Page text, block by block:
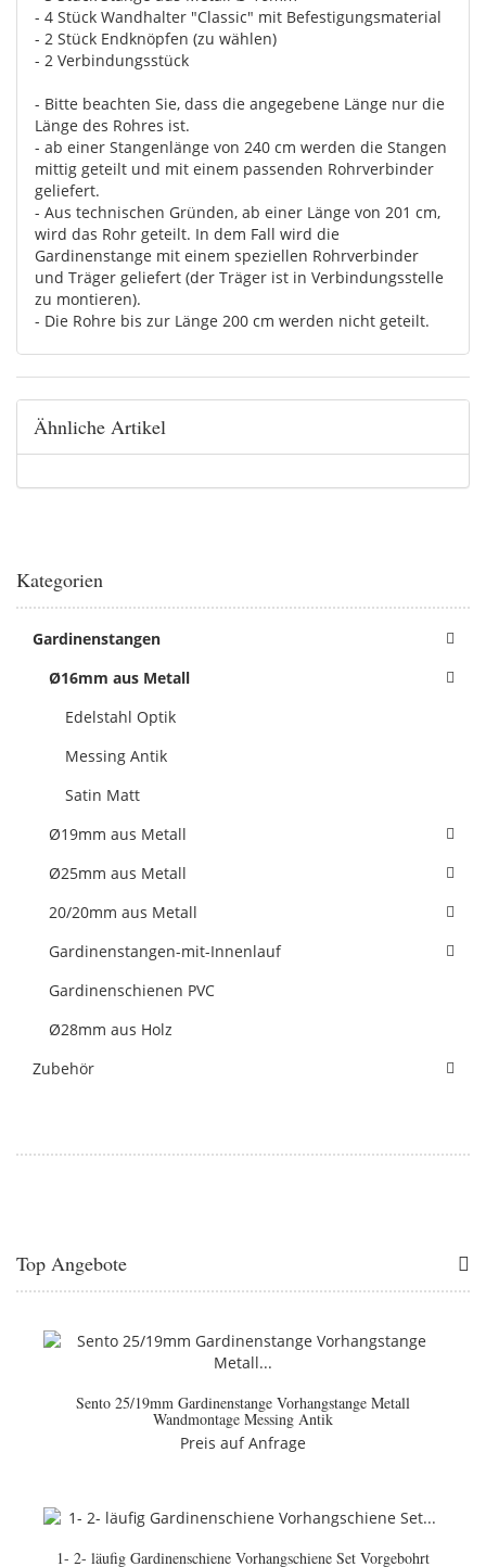
- 4 Stück Wandhalter "Classic" mit Befestigungsmaterial
- 2 Stück Endknöpfen (zu wählen)
- 2 Verbindungsstück
- Bitte beachten Sie, dass die angegebene Länge nur die
Länge des Rohres ist.
- ab einer Stangenlänge von 240 cm werden die Stangen
mittig geteilt und mit einem passenden Rohrverbinder
geliefert.
- Aus technischen Gründen, ab einer Länge von 201 cm,
wird das Rohr geteilt. In dem Fall wird die
Gardinenstange mit einem speziellen Rohrverbinder
und Träger geliefert (der Träger ist in Verbindungsstelle
zu montieren).
- Die Rohre bis zur Länge 200 cm werden nicht geteilt.
Ähnliche Artikel
Kategorien
Gardinenstangen
Ø16mm aus Metall
Edelstahl Optik
Messing Antik
Satin Matt
Ø19mm aus Metall
Ø25mm aus Metall
20/20mm aus Metall
Gardinenstangen-mit-Innenlauf
Gardinenschienen PVC
Ø28mm aus Holz
Zubehör
Top Angebote
Sento 25/19mm Gardinenstange Vorhangstange Metall
Wandmontage Messing Antik
Preis auf Anfrage
1- 2- läufig Gardinenschiene Vorhangschiene Set Vorgebohrt